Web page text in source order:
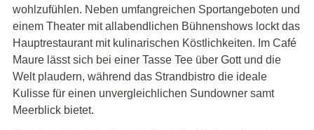
wohlzufühlen. Neben umfangreichen Sportangeboten und
einem Theater mit allabendlichen Bühnenshows lockt das
Hauptrestaurant mit kulinarischen Köstlichkeiten. Im Café
Maure lässt sich bei einer Tasse Tee über Gott und die
Welt plaudern, während das Strandbistro die ideale
Kulisse für einen unvergleichlichen Sundowner samt
Meerblick bietet.